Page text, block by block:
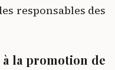
responsables des
la promotion de